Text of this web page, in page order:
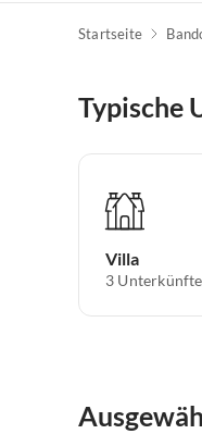
Startseite
Typische
Villa
3 Unterkünfte